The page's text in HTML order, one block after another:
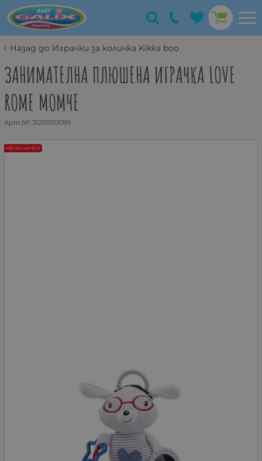
Назад до Играчки за количка Kikka boo
ЗАНИМАТЕЛНА ПЛЮШЕНА ИГРАЧКА LOVE
ROME МОМЧЕ
Арт.№: 31201010099
НЕНАЛИЧЕН